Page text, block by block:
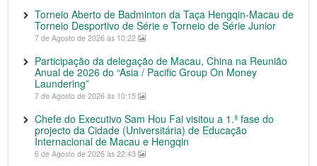
Torneio Aberto de Badminton da Taça Hengqin-Macau de
Torneio Desportivo de Série e Torneio de Série Junior
7 de Agosto de 2026 às 10:22
Participação da delegação de Macau, China na Reunião
Anual de 2026 do “Asia / Pacific Group On Money
Laundering”
7 de Agosto de 2026 às 10:15
Chefe do Executivo Sam Hou Fai visitou a 1.ª fase do
projecto da Cidade (Universitária) de Educação
Internacional de Macau e Hengqin
6 de Agosto de 2026 às 22:43